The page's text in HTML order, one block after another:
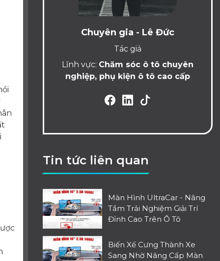
Chuyên gia - Lê Đức
Tác giả
Lĩnh vực: Chăm sóc ô tô chuyên
nghiệp, phụ kiện ô tô cao cấp
Tin tức liên quan
Màn Hình UltraCar - Nâng
Tầm Trải Nghiệm Giải Trí
Đỉnh Cao Trên Ô Tô
Biến Xế Cưng Thành Xe
Sang Nhờ Nâng Cấp Màn